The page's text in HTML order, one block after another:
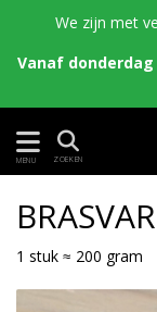
We zijn met
Vanaf
MENU ZOEKEN
1 stuk ≈ 200 gram